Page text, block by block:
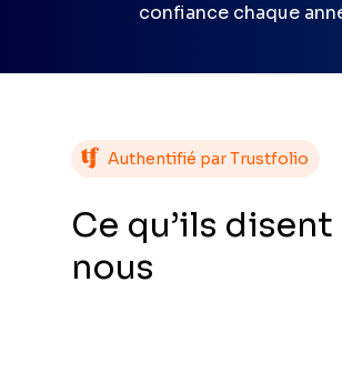
confiance chaque
Authentifié par Trustfolio
Ce qu’ils disent
nous